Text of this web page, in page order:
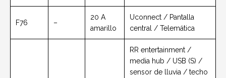
F76 –
20 A
amarillo
Uconnect / Pantalla
central / Telemática
RR entertainment /
media hub / USB (S) /
sensor de lluvia / techo